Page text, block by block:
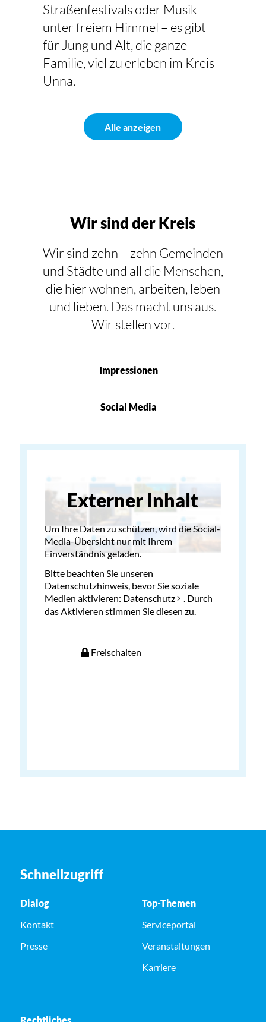
Straßenfestivals oder Musik
unter freiem Himmel – es gibt
für Jung und Alt, die ganze
Familie, viel zu erleben im Kreis
Unna.
Alle anzeigen
Wir sind der Kreis
Wir sind zehn – zehn Gemeinden
und Städte und all die Menschen,
die hier wohnen, arbeiten, leben
und lieben. Das macht uns aus.
Wir stellen vor.
Impressionen
Social Media
Externer Inhalt
Um Ihre Daten zu schützen, wird die Social-
Media-Übersicht nur mit Ihrem
Einverständnis geladen.
Bitte beachten Sie unseren
Datenschutzhinweis, bevor Sie soziale
Medien aktivieren: Datenschutz
. Durch
das Aktivieren stimmen Sie diesen zu.
Freischalten
Schnellzugriff
Dialog
Kontakt
Presse
Top-Themen
Serviceportal
Veranstaltungen
Karriere